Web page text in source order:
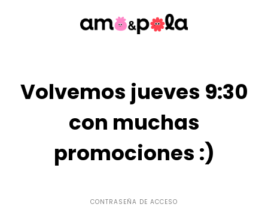
Volvemos jueves 9:30
con muchas
promociones :)
CONTRASEÑA DE ACCESO